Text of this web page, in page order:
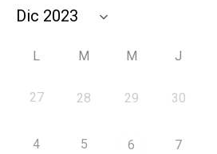
L M M J
27 28 29 30
4 5 6 7